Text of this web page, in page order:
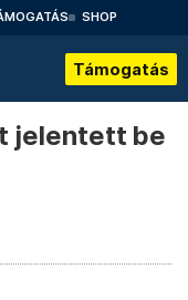
SHOP
Támogatás
jelentett be